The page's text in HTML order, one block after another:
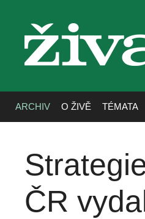
živa
ARCHIV O ŽIVĚ TÉMATA
ČR